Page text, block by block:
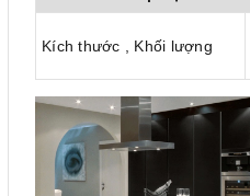
Kích thước , Khối lượng